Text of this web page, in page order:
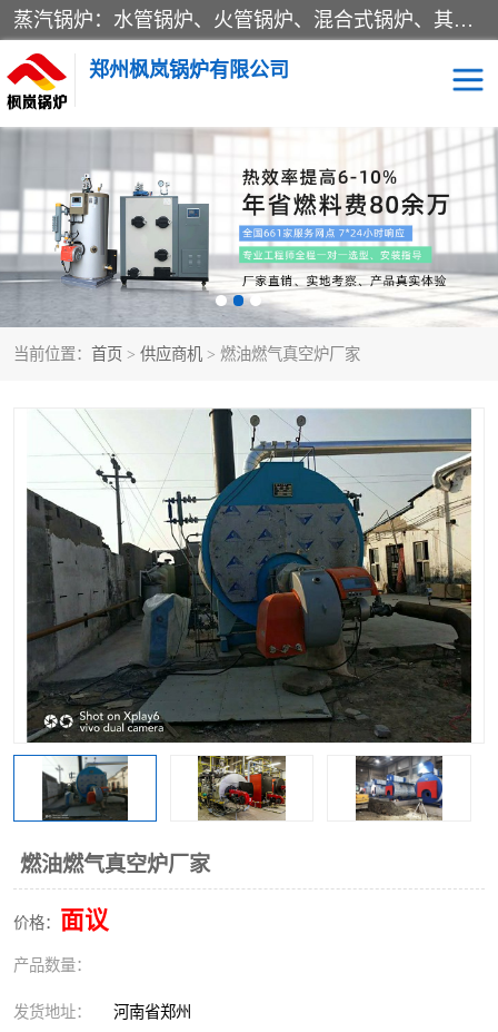
蒸汽锅炉：水管锅炉、火管锅炉、混合式锅炉、其他蒸汽锅炉； 热水锅炉：家用型集中供暖用热水锅炉、其他热水锅炉； 有机热载体锅炉； 船用蒸汽锅炉； （锅炉用辅助设备及装置）蒸汽冷凝器：表面冷凝器、混合式冷凝器、空冷式冷凝器、其他蒸汽冷凝器； 锅炉用辅助设备：节热器、蒸汽收集器、蓄能器、烟垢清除器、气体回收器、泥渣刮除器、空气预热器、其他锅炉用辅助设备；
郑州枫岚锅炉有限公司
当前位置： 首页 > 供应商机 > 燃油燃气真空炉厂家
燃油燃气真空炉厂家
价格： 面议
产品数量：
发货地址： 河南省郑州